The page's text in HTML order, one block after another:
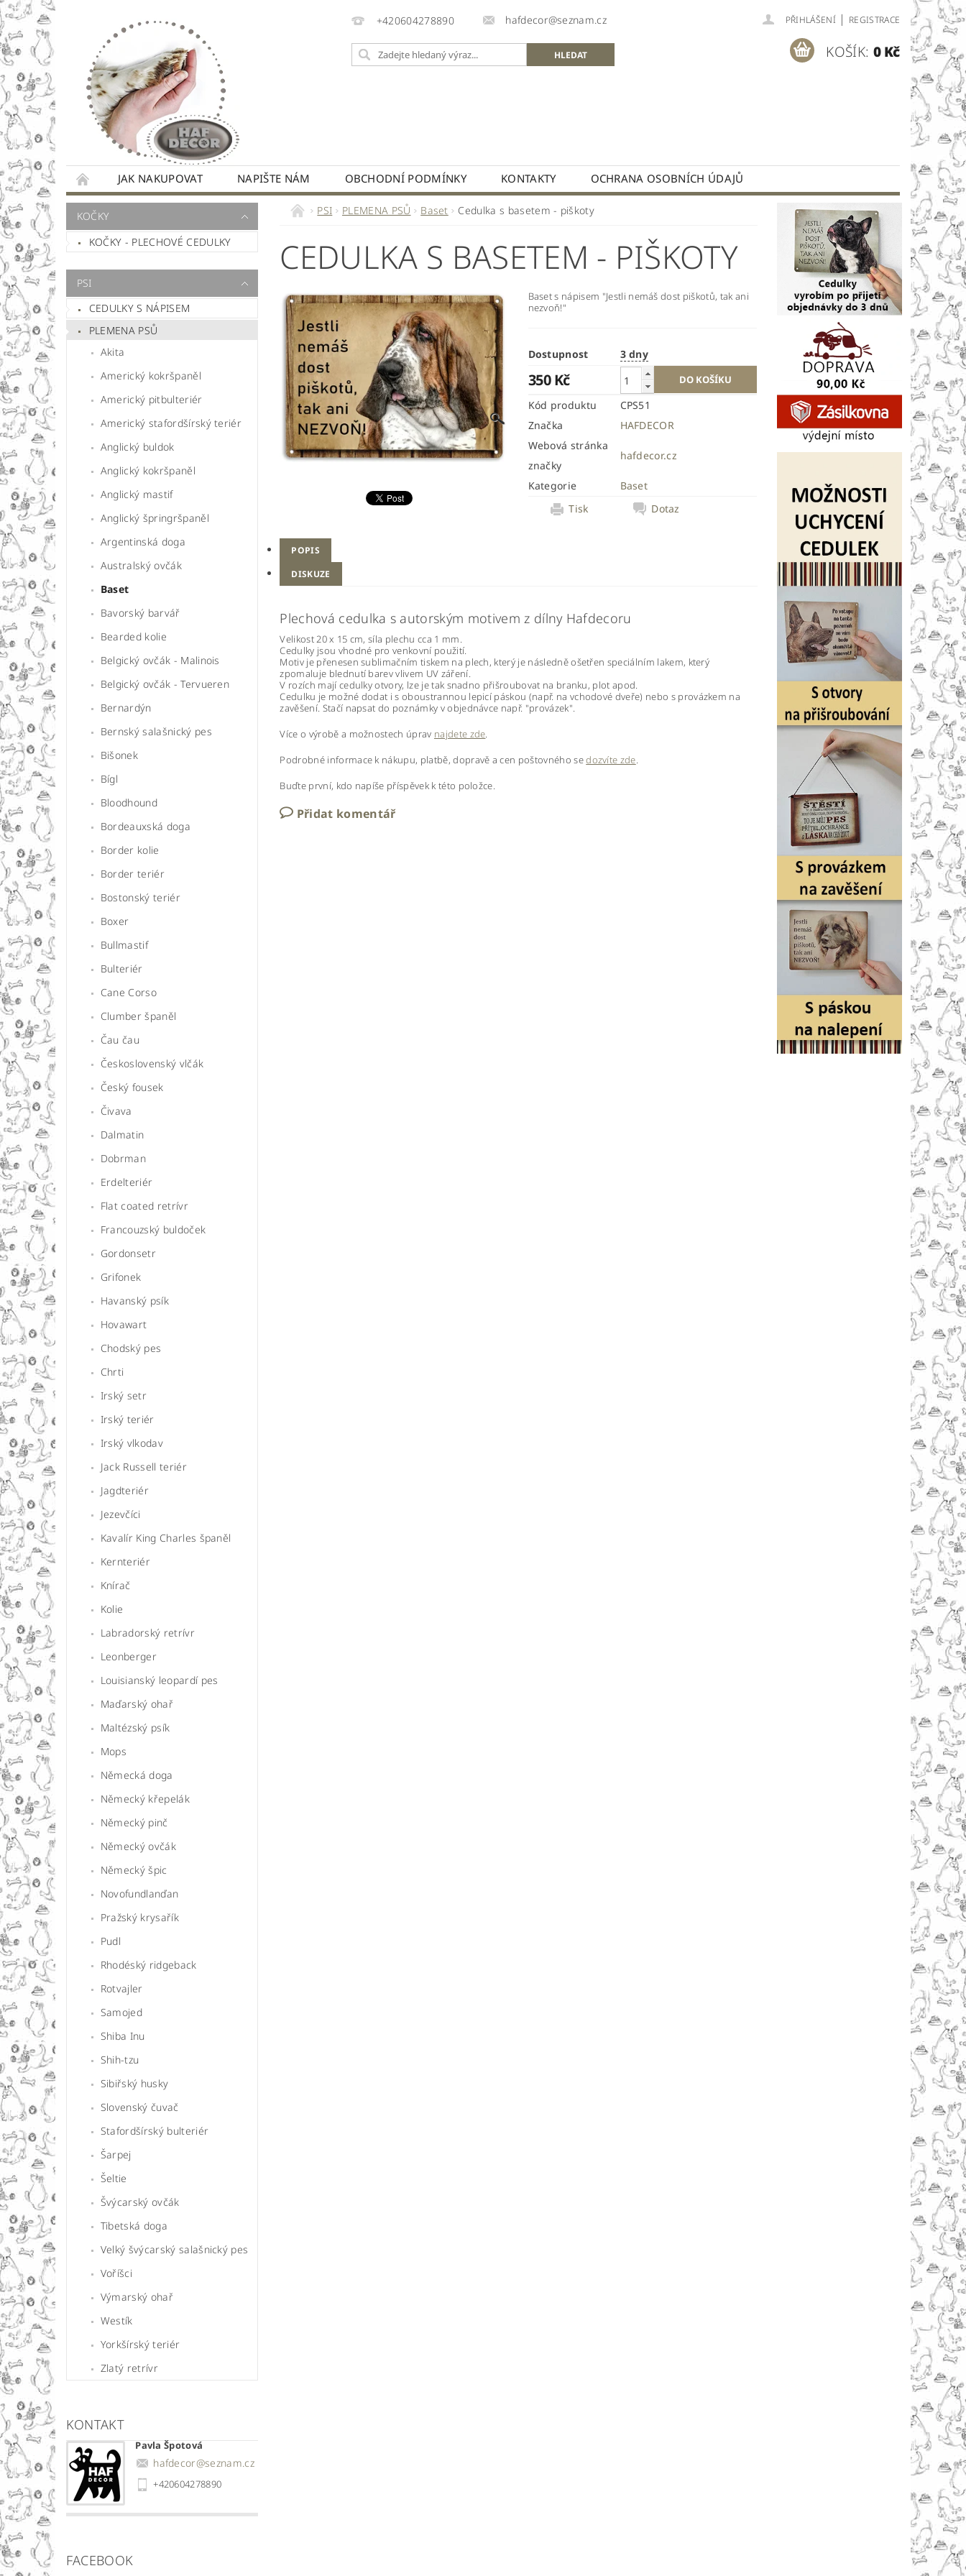
+420604278890 hafdecor@seznam.cz PŘIHLÁŠENÍ | REGISTRACE
KOŠÍK: 0 Kč
JAK NAKUPOVAT NAPIŠTE NÁM OBCHODNÍ PODMÍNKY KONTAKTY OCHRANA OSOBNÍCH ÚDAJŮ
KOČKY
KOČKY - PLECHOVÉ CEDULKY
PSI
CEDULKY S NÁPISEM
PLEMENA PSŮ
Akita
Americký kokršpaněl
Americký pitbulteriér
Americký stafordšírský teriér
Anglický buldok
Anglický kokršpaněl
Anglický mastif
Anglický špringršpaněl
Argentinská doga
Australský ovčák
Baset
Bavorský barvář
Bearded kolie
Belgický ovčák - Malinois
Belgický ovčák - Tervueren
Bernardýn
Bernský salašnický pes
Bišonek
Bígl
Bloodhound
Bordeauxská doga
Border kolie
Border teriér
Bostonský teriér
Boxer
Bullmastif
Bulteriér
Cane Corso
Clumber španěl
Čau čau
Československý vlčák
Český fousek
Čivava
Dalmatin
Dobrman
Erdelteriér
Flat coated retrívr
Francouzský buldoček
Gordonsetr
Grifonek
Havanský psík
Hovawart
Chodský pes
Chrti
Irský setr
Irský teriér
Irský vlkodav
Jack Russell teriér
Jagdteriér
Jezevčíci
Kavalír King Charles španěl
Kernteriér
Knírač
Kolie
Labradorský retrívr
Leonberger
Louisianský leopardí pes
Maďarský ohař
Maltézský psík
Mops
Německá doga
Německý křepelák
Německý pinč
Německý ovčák
Německý špic
Novofundlanďan
Pražský krysařík
Pudl
Rhodéský ridgeback
Rotvajler
Samojed
Shiba Inu
Shih-tzu
Sibiřský husky
Slovenský čuvač
Stafordšírský bulteriér
Šarpej
Šeltie
Švýcarský ovčák
Tibetská doga
Velký švýcarský salašnický pes
Voříšci
Výmarský ohař
Westík
Yorkšírský teriér
Zlatý retrívr
KONTAKT
Pavla Špotová
hafdecor@seznam.cz
+420604278890
FACEBOOK
PSI PLEMENA PSŮ Baset Cedulka s basetem - piškoty
CEDULKA S BASETEM - PIŠKOTY
Baset s nápisem "Jestli nemáš dost piškotů, tak ani
nezvoň!"
Dostupnost 3 dny
350 Kč
Kód produktu
CPS51
Značka
HAFDECOR
Webová stránka
značky
hafdecor.cz
Kategorie
Baset
Tisk
Dotaz
POPIS
DISKUZE
Plechová cedulka s autorským motivem z dílny Hafdecoru
Velikost 20 x 15 cm, síla plechu cca 1 mm.
Cedulky jsou vhodné pro venkovní použití.
Motiv je přenesen sublimačním tiskem na plech, který je následně ošetřen speciálním lakem, který
zpomaluje blednutí barev vlivem UV záření.
V rozích mají cedulky otvory, lze je tak snadno přišroubovat na branku, plot apod.
Cedulku je možné dodat i s oboustrannou lepicí páskou (např. na vchodové dveře) nebo s provázkem na
zavěšení. Stačí napsat do poznámky v objednávce např. "provázek".
Více o výrobě a možnostech úprav najdete zde.
Podrobné informace k nákupu, platbě, dopravě a cen poštovného sedozvíte zde.
Buďte první, kdo napíše příspěvek k této položce.
Přidat komentář